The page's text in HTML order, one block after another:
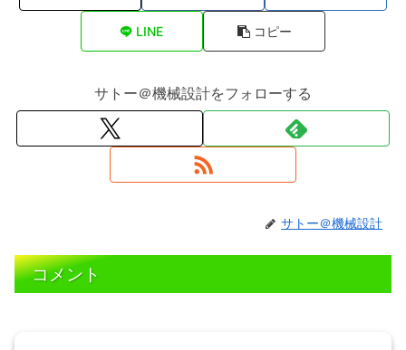
LINE コピー
サトー＠機械設計をフォローする
サトー＠機械設計
コメント